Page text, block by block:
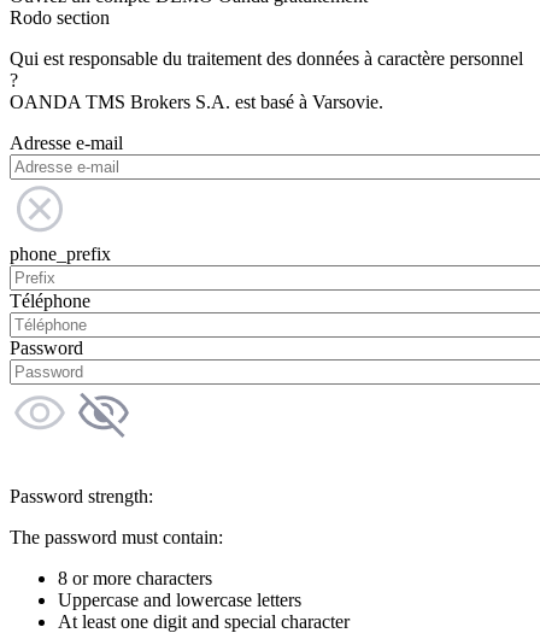
Rodo section
Qui est responsable du traitement des données à caractère personnel
?
OANDA TMS Brokers S.A. est basé à Varsovie.
Adresse e-mail
phone_prefix
Téléphone
Password
Password strength:
The password must contain:
8 or more characters
Uppercase and lowercase letters
At least one digit and special character